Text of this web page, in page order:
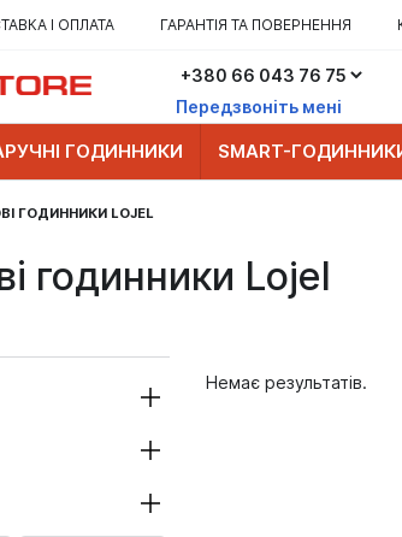
І ОПЛАТА ГАРАНТІЯ ТА ПОВЕРНЕННЯ
Передзвоніть мені
ГОДИННИКИ SMART-
ГОДИННИКИ LOJEL
годинники Lojel
Немає результатів.